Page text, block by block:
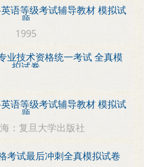
语等级考试辅导教材 模拟试
题
1995
业技术资格统一考试 全真模
拟试卷
语等级考试辅导教材 模拟试
题
：复旦大学出版社
考试最后冲刺全真模拟试卷